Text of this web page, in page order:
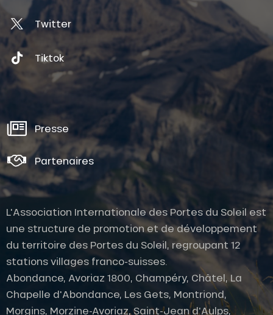
Twitter
Tiktok
Presse
Partenaires
L'Association Internationale des Portes du Soleil est
une structure de promotion et de développement
du territoire des Portes du Soleil, regroupant 12
stations villages franco-suisses.
Abondance, Avoriaz 1800, Champéry, Châtel, La
Chapelle d'Abondance, Les Gets, Montriond,
Morgins, Morzine-Avoriaz, Saint-Jean d'Aulps,